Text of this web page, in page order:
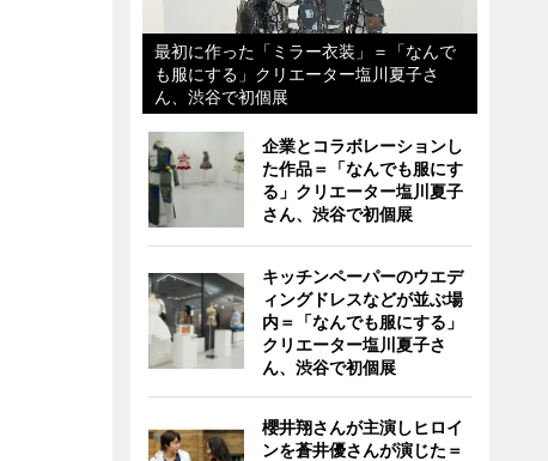
最初に作った「ミラー衣装」＝「なんで
も服にする」クリエーター塩川夏子さ
ん、渋谷で初個展
企業とコラボレーションし
た作品＝「なんでも服にす
る」クリエーター塩川夏子
さん、渋谷で初個展
キッチンペーパーのウエデ
ィングドレスなどが並ぶ場
内＝「なんでも服にする」
クリエーター塩川夏子さ
ん、渋谷で初個展
櫻井翔さんが主演しヒロイ
ンを蒼井優さんが演じた＝